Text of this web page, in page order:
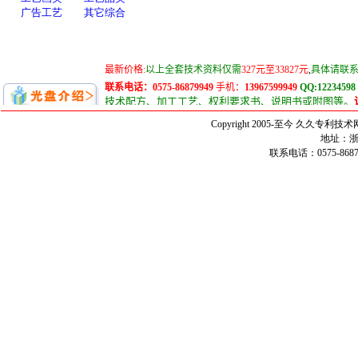
Copyright 2005-至今 久久专利技
地址：
联系电话：0575-